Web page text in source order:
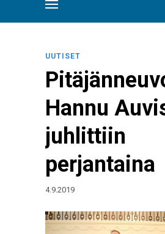
UUTISET
Hannu
juhlittiin
perjantaina
4.9.2019